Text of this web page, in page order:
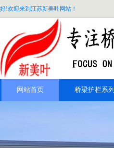
好!欢迎来到江苏新美叶网站！
网站首页 桥梁护栏系列